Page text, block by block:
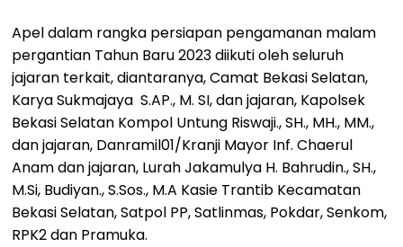
Apel dalam rangka persiapan pengamanan malam
pergantian Tahun Baru 2023 diikuti oleh seluruh
jajaran terkait, diantaranya, Camat Bekasi Selatan,
Karya Sukmajaya S.AP., M. SI, dan jajaran, Kapolsek
Bekasi Selatan Kompol Untung Riswaji., SH., MH., MM.,
dan jajaran, Danramil01/Kranji Mayor Inf. Chaerul
Anam dan jajaran, Lurah Jakamulya H. Bahrudin., SH.,
M.Si, Budiyan., S.Sos., M.A Kasie Trantib Kecamatan
Bekasi Selatan, Satpol PP, Satlinmas, Pokdar, Senkom,
RPK2 dan Pramuka.